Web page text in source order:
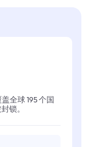
全球 195 个国
锁。